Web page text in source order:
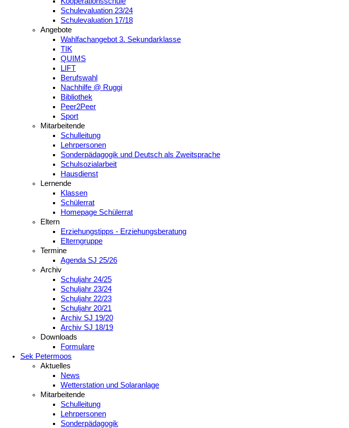
Schulevaluation 23/24
Schulevaluation 17/18
Angebote
Wahlfachangebot 3. Sekundarklasse
TIK
QUIMS
LIFT
Berufswahl
Nachhilfe @ Ruggi
Bibliothek
Peer2Peer
Sport
Mitarbeitende
Schulleitung
Lehrpersonen
Sonderpädagogik und Deutsch als Zweitsprache
Schulsozialarbeit
Hausdienst
Lernende
Klassen
Schülerrat
Homepage Schülerrat
Eltern
Erziehungstipps - Erziehungsberatung
Elterngruppe
Termine
Agenda SJ 25/26
Archiv
Schuljahr 24/25
Schuljahr 23/24
Schuljahr 22/23
Schuljahr 20/21
Archiv SJ 19/20
Archiv SJ 18/19
Downloads
Formulare
Sek Petermoos
Aktuelles
News
Wetterstation und Solaranlage
Mitarbeitende
Schulleitung
Lehrpersonen
Sonderpädagogik